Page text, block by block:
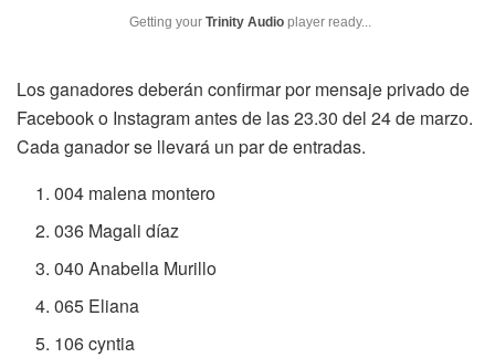
Getting your Trinity Audio player ready...
Los ganadores deberán confirmar por mensaje privado de
Facebook o Instagram antes de las 23.30 del 24 de marzo.
Cada ganador se llevará un par de entradas.
004 malena montero
036 Magali díaz
040 Anabella Murillo
065 Eliana
106 cyntia